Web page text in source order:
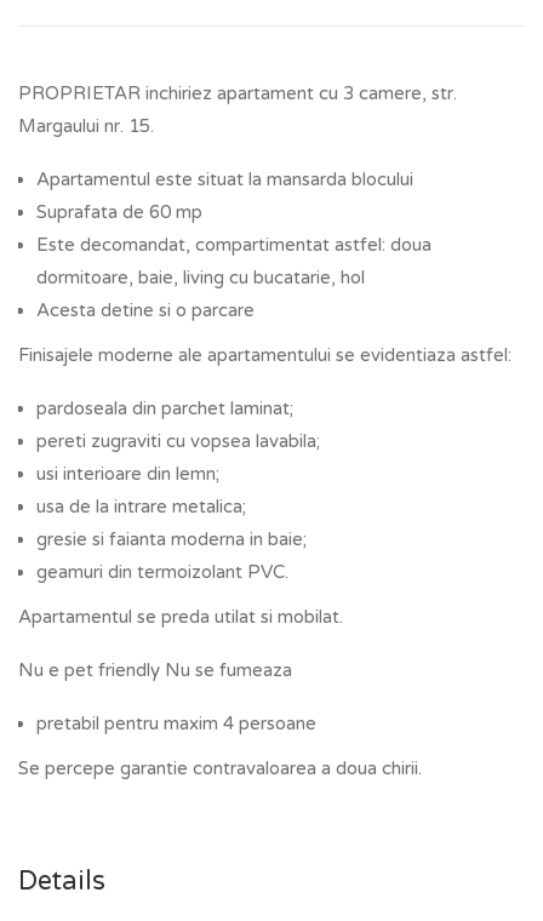
PROPRIETAR inchiriez apartament cu 3 camere, str.
Margaului nr. 15.
Apartamentul este situat la mansarda blocului
Suprafata de 60 mp
Este decomandat, compartimentat astfel: doua
dormitoare, baie, living cu bucatarie, hol
Acesta detine si o parcare
Finisajele moderne ale apartamentului se evidentiaza astfel:
pardoseala din parchet laminat;
pereti zugraviti cu vopsea lavabila;
usi interioare din lemn;
usa de la intrare metalica;
gresie si faianta moderna in baie;
geamuri din termoizolant PVC.
Apartamentul se preda utilat si mobilat.
Nu e pet friendly Nu se fumeaza
pretabil pentru maxim 4 persoane
Se percepe garantie contravaloarea a doua chirii.
Details